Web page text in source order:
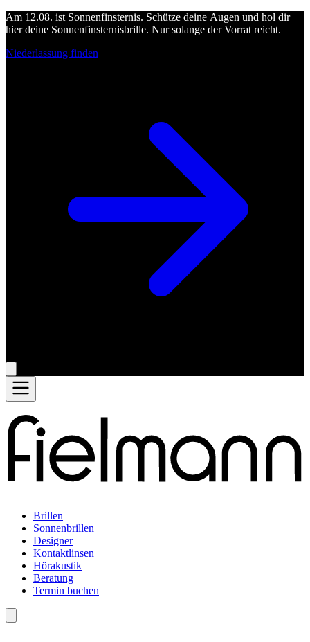
Am 12.08. ist Sonnenfinsternis. Schütze deine Augen und hol dir
hier deine Sonnenfinsternisbrille. Nur solange der Vorrat reicht.
Niederlassung finden
Brillen
Sonnenbrillen
Designer
Kontaktlinsen
Hörakustik
Beratung
Termin buchen